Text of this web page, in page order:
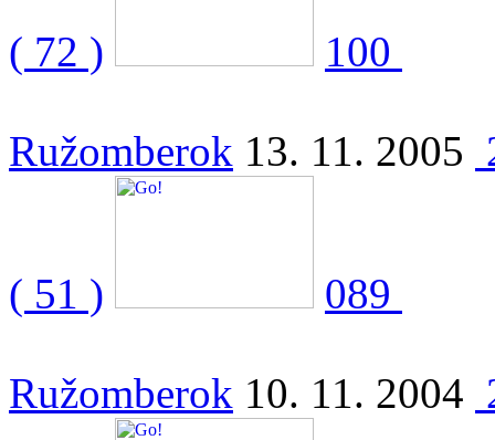
( 72 ) 100
Ružomberok 13. 11. 2005
( 51 ) 089
Ružomberok 10. 11. 2004